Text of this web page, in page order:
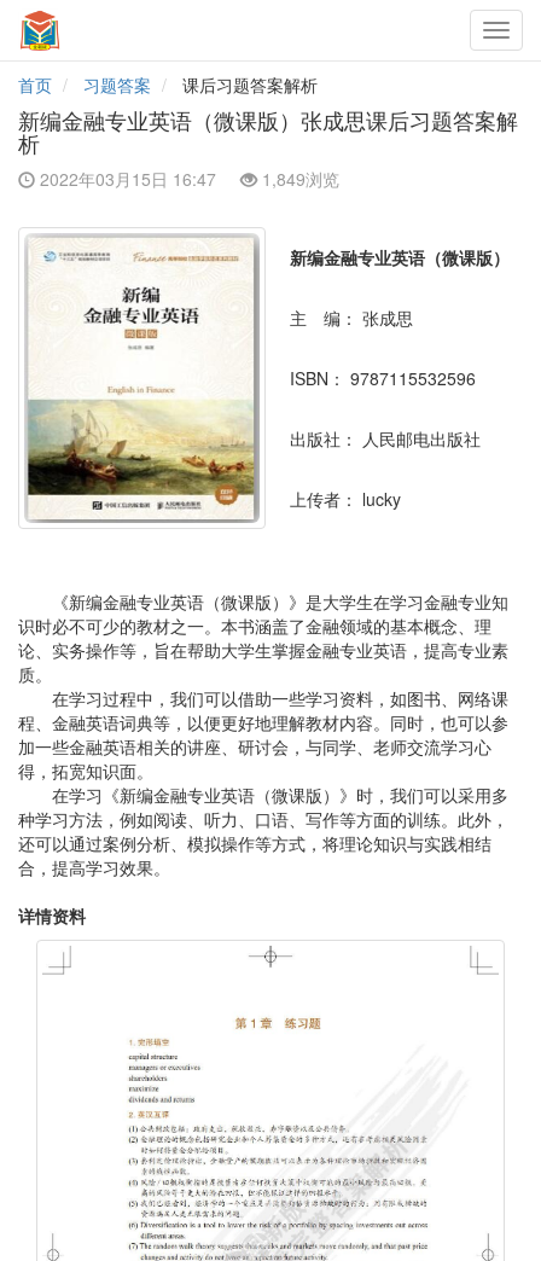
首页
习题答案 课后习题答案解析
新编金融专业英语（微课版）张成思课后习题答案解
析
2022年03月15日 16:47 1,849浏览
新编金融专业英语（微课版）
主 编： 张成思
ISBN： 9787115532596
出版社： 人民邮电出版社
上传者： lucky
《新编金融专业英语（微课版）》是大学生在学习金融专业知
识时必不可少的教材之一。本书涵盖了金融领域的基本概念、理
论、实务操作等，旨在帮助大学生掌握金融专业英语，提高专业素
质。
在学习过程中，我们可以借助一些学习资料，如图书、网络课
程、金融英语词典等，以便更好地理解教材内容。同时，也可以参
加一些金融英语相关的讲座、研讨会，与同学、老师交流学习心
得，拓宽知识面。
在学习《新编金融专业英语（微课版）》时，我们可以采用多
种学习方法，例如阅读、听力、口语、写作等方面的训练。此外，
还可以通过案例分析、模拟操作等方式，将理论知识与实践相结
合，提高学习效果。
详情资料